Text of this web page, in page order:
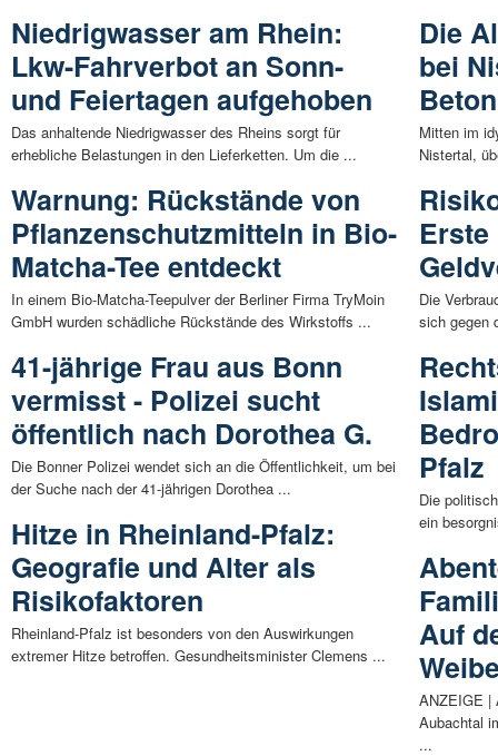
Niedrigwasser am Rhein:
Lkw-Fahrverbot an Sonn-
und Feiertagen aufgehoben
Das anhaltende Niedrigwasser des Rheins sorgt für
erhebliche Belastungen in den Lieferketten. Um die ...
Warnung: Rückstände von
Pflanzenschutzmitteln in Bio-
Matcha-Tee entdeckt
In einem Bio-Matcha-Teepulver der Berliner Firma TryMoin
GmbH wurden schädliche Rückstände des Wirkstoffs ...
41-jährige Frau aus Bonn
vermisst - Polizei sucht
öffentlich nach Dorothea G.
Die Bonner Polizei wendet sich an die Öffentlichkeit, um bei
der Suche nach der 41-jährigen Dorothea ...
Hitze in Rheinland-Pfalz:
Geografie und Alter als
Risikofaktoren
Rheinland-Pfalz ist besonders von den Auswirkungen
extremer Hitze betroffen. Gesundheitsminister Clemens ...
Die
bei
Mitten im
Nistertal,
Die
sich gegen
Pfalz
Die
ein
Auf
ANZEIGE |
Aubachtal
...